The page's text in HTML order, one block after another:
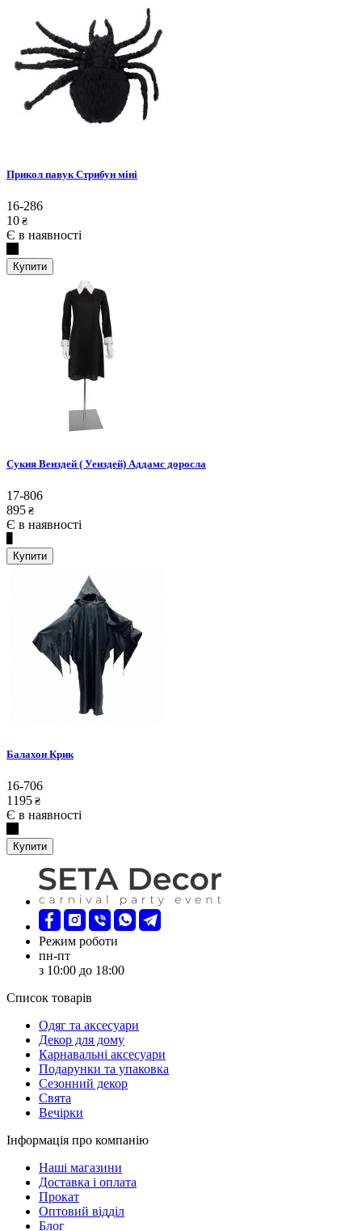
Прикол павук Стрибун міні
16-286
10 ₴
Є в наявності
Купити
Сукня Венздей ( Уенздей) Аддамс доросла
17-806
895 ₴
Є в наявності
Купити
Балахон Крик
16-706
1195 ₴
Є в наявності
Купити
Режим роботи
пн-пт
з 10:00 до 18:00
Список товарів
Oдяг та аксесуари
Декор для дому
Карнавальні аксесуари
Подарунки та упаковка
Сезонний декор
Свята
Вечірки
Інформація про компанію
Наші магазини
Доставка і оплата
Прокат
Оптовий відділ
Блог